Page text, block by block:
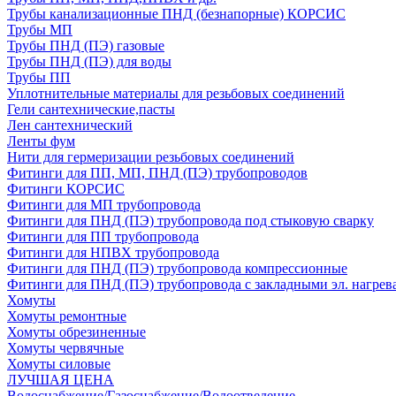
Трубы канализационные ПНД (безнапорные) КОРСИС
Трубы МП
Трубы ПНД (ПЭ) газовые
Трубы ПНД (ПЭ) для воды
Трубы ПП
Уплотнительные материалы для резьбовых соединений
Гели сантехнические,пасты
Лен сантехнический
Ленты фум
Нити для гермеризации резьбовых соединений
Фитинги для ПП, МП, ПНД (ПЭ) трубопроводов
Фитинги КОРСИС
Фитинги для МП трубопровода
Фитинги для ПНД (ПЭ) трубопровода под стыковую сварку
Фитинги для ПП трубопровода
Фитинги для НПВХ трубопровода
Фитинги для ПНД (ПЭ) трубопровода компрессионные
Фитинги для ПНД (ПЭ) трубопровода с закладными эл.
Хомуты
Хомуты ремонтные
Хомуты обрезиненные
Хомуты червячные
Хомуты силовые
ЛУЧШАЯ ЦЕНА